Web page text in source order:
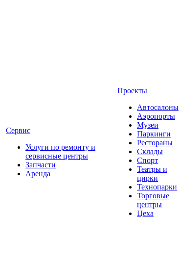
Сервис
Услуги по ремонту и
сервисные центры
Запчасти
Аренда
Проекты
Автосалоны
Аэропорты
Музеи
Паркинги
Рестораны
Склады
Спорт
Театры и
цирки
Технопарки
Торговые
центры
Цеха